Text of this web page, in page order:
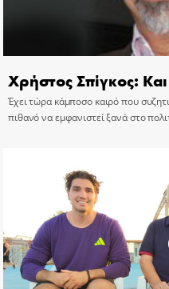
Χρήστος Σπίγκος:
Έχει τώρα κάμποσο καιρό που
πιθανό να εμφανιστεί ξανά στο